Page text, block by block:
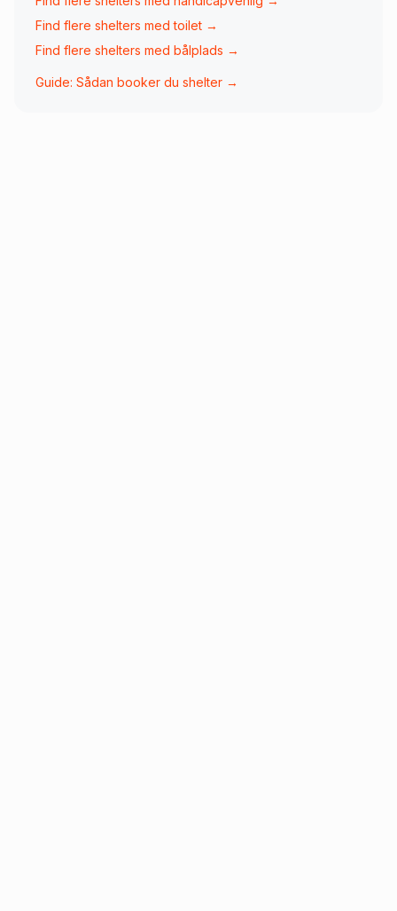
Find flere shelters medtoilet →
Find flere shelters med bålplads →
Guide: Sådan booker du shelter →